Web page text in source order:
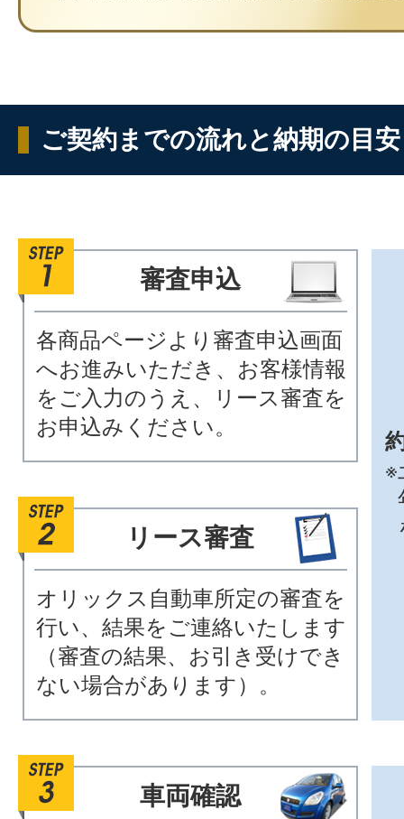
ご契約までの流れと納期の目安
審査申込
各商品ページより審査申込画面
へお進みいただき、お客様情報
をご入力のうえ、リース審査を
お申込みください。
リース審査
オリックス自動車所定の審査を
行い、結果をご連絡いたします
（審査の結果、お引き受けでき
ない場合があります）。
車両確認
※